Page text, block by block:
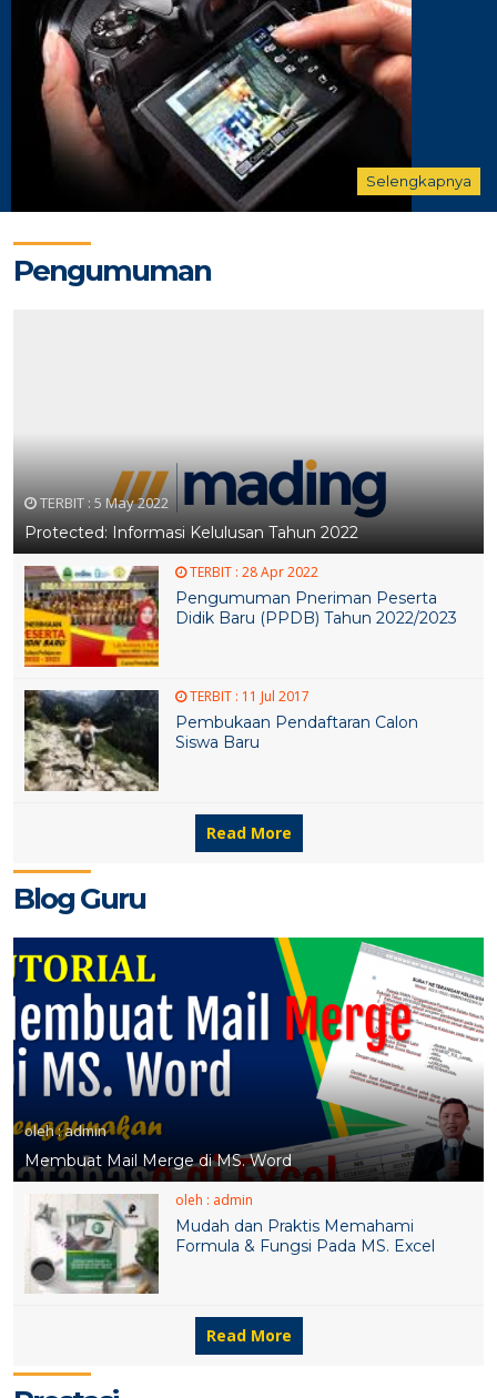
Tugas Kepala Sekolah Sebagai Pembina Siswa Siswa...
Selengkapnya
Pengumuman
TERBIT : 5 May 2022
Protected: Informasi Kelulusan Tahun 2022
TERBIT :28 Apr 2022
Pengumuman Pneriman Peserta
Didik Baru (PPDB) Tahun 2022/2023
TERBIT : 11 Jul 2017
Pembukaan Pendaftaran Calon
Siswa Baru
Read More
Blog Guru
oleh : admin
Membuat Mail Merge di MS. Word
oleh : admin
Mudah dan Praktis Memahami
Formula & Fungsi Pada MS. Excel
Read More
30 SEP 2021
13 FEB 2021
9 FEB 2021
6 FEB 2021
6 FEB 2021